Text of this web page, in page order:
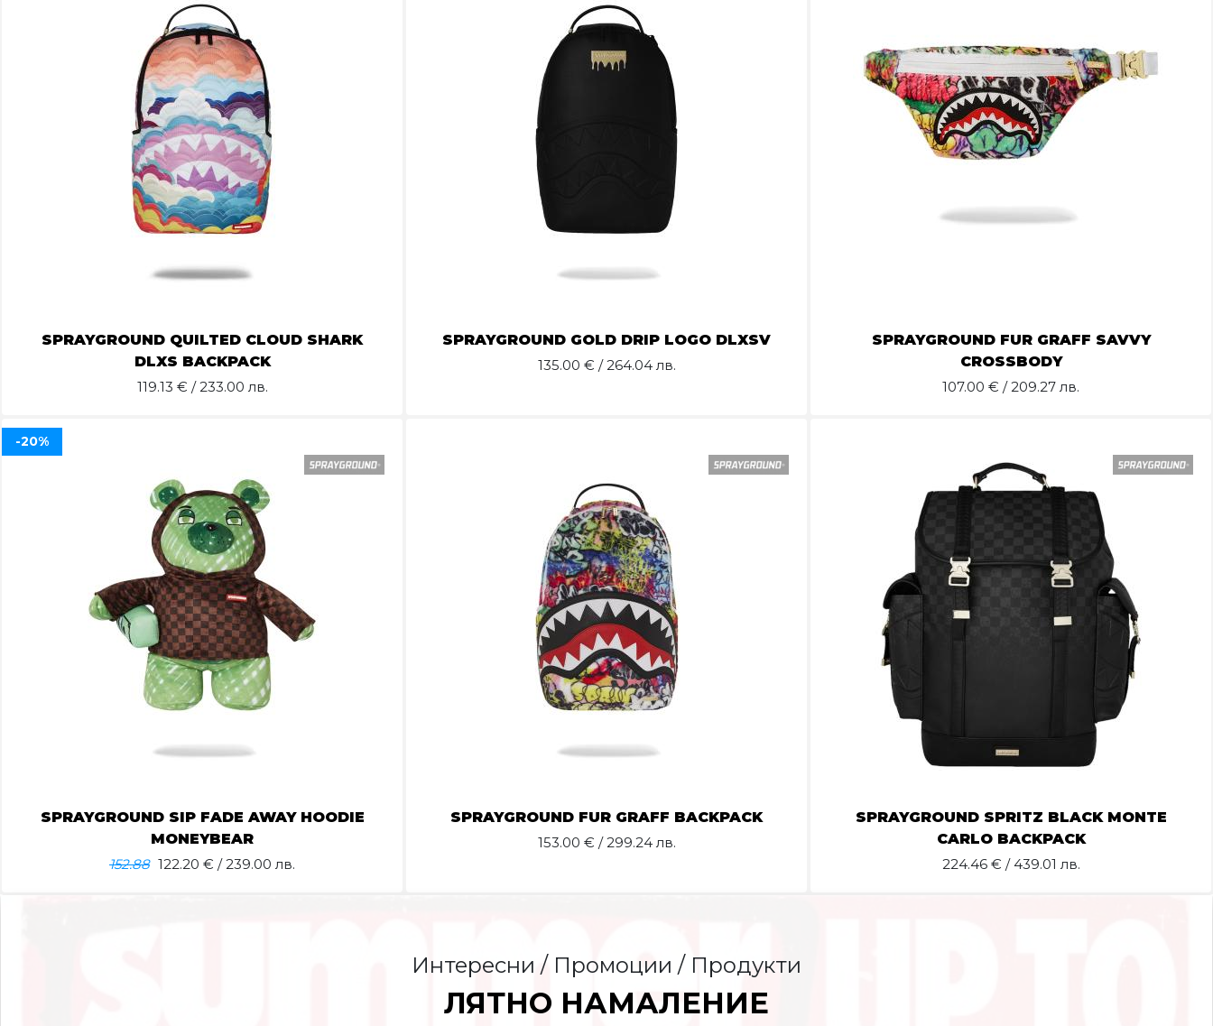
SPRAYGROUND QUILTED CLOUD SHARK
DLXS BACKPACK
119.13 € / 233.00 лв.
SPRAYGROUND GOLD DRIP LOGO DLXSV
135.00 € / 264.04 лв.
SPRAYGROUND FUR GRAFF SAVVY
CROSSBODY
107.00 € / 209.27 лв.
SPRAYGROUND SIP FADE AWAY HOODIE
MONEYBEAR
152.88 122.20 € / 239.00 лв.
-20%
SPRAYGROUND FUR GRAFF BACKPACK
153.00 € / 299.24 лв.
SPRAYGROUND SPRITZ BLACK MONTE
CARLO BACKPACK
224.46€ / 439.01 лв.
Интересни / Промоции / Продукти
ЛЯТНО НАМАЛЕНИЕ